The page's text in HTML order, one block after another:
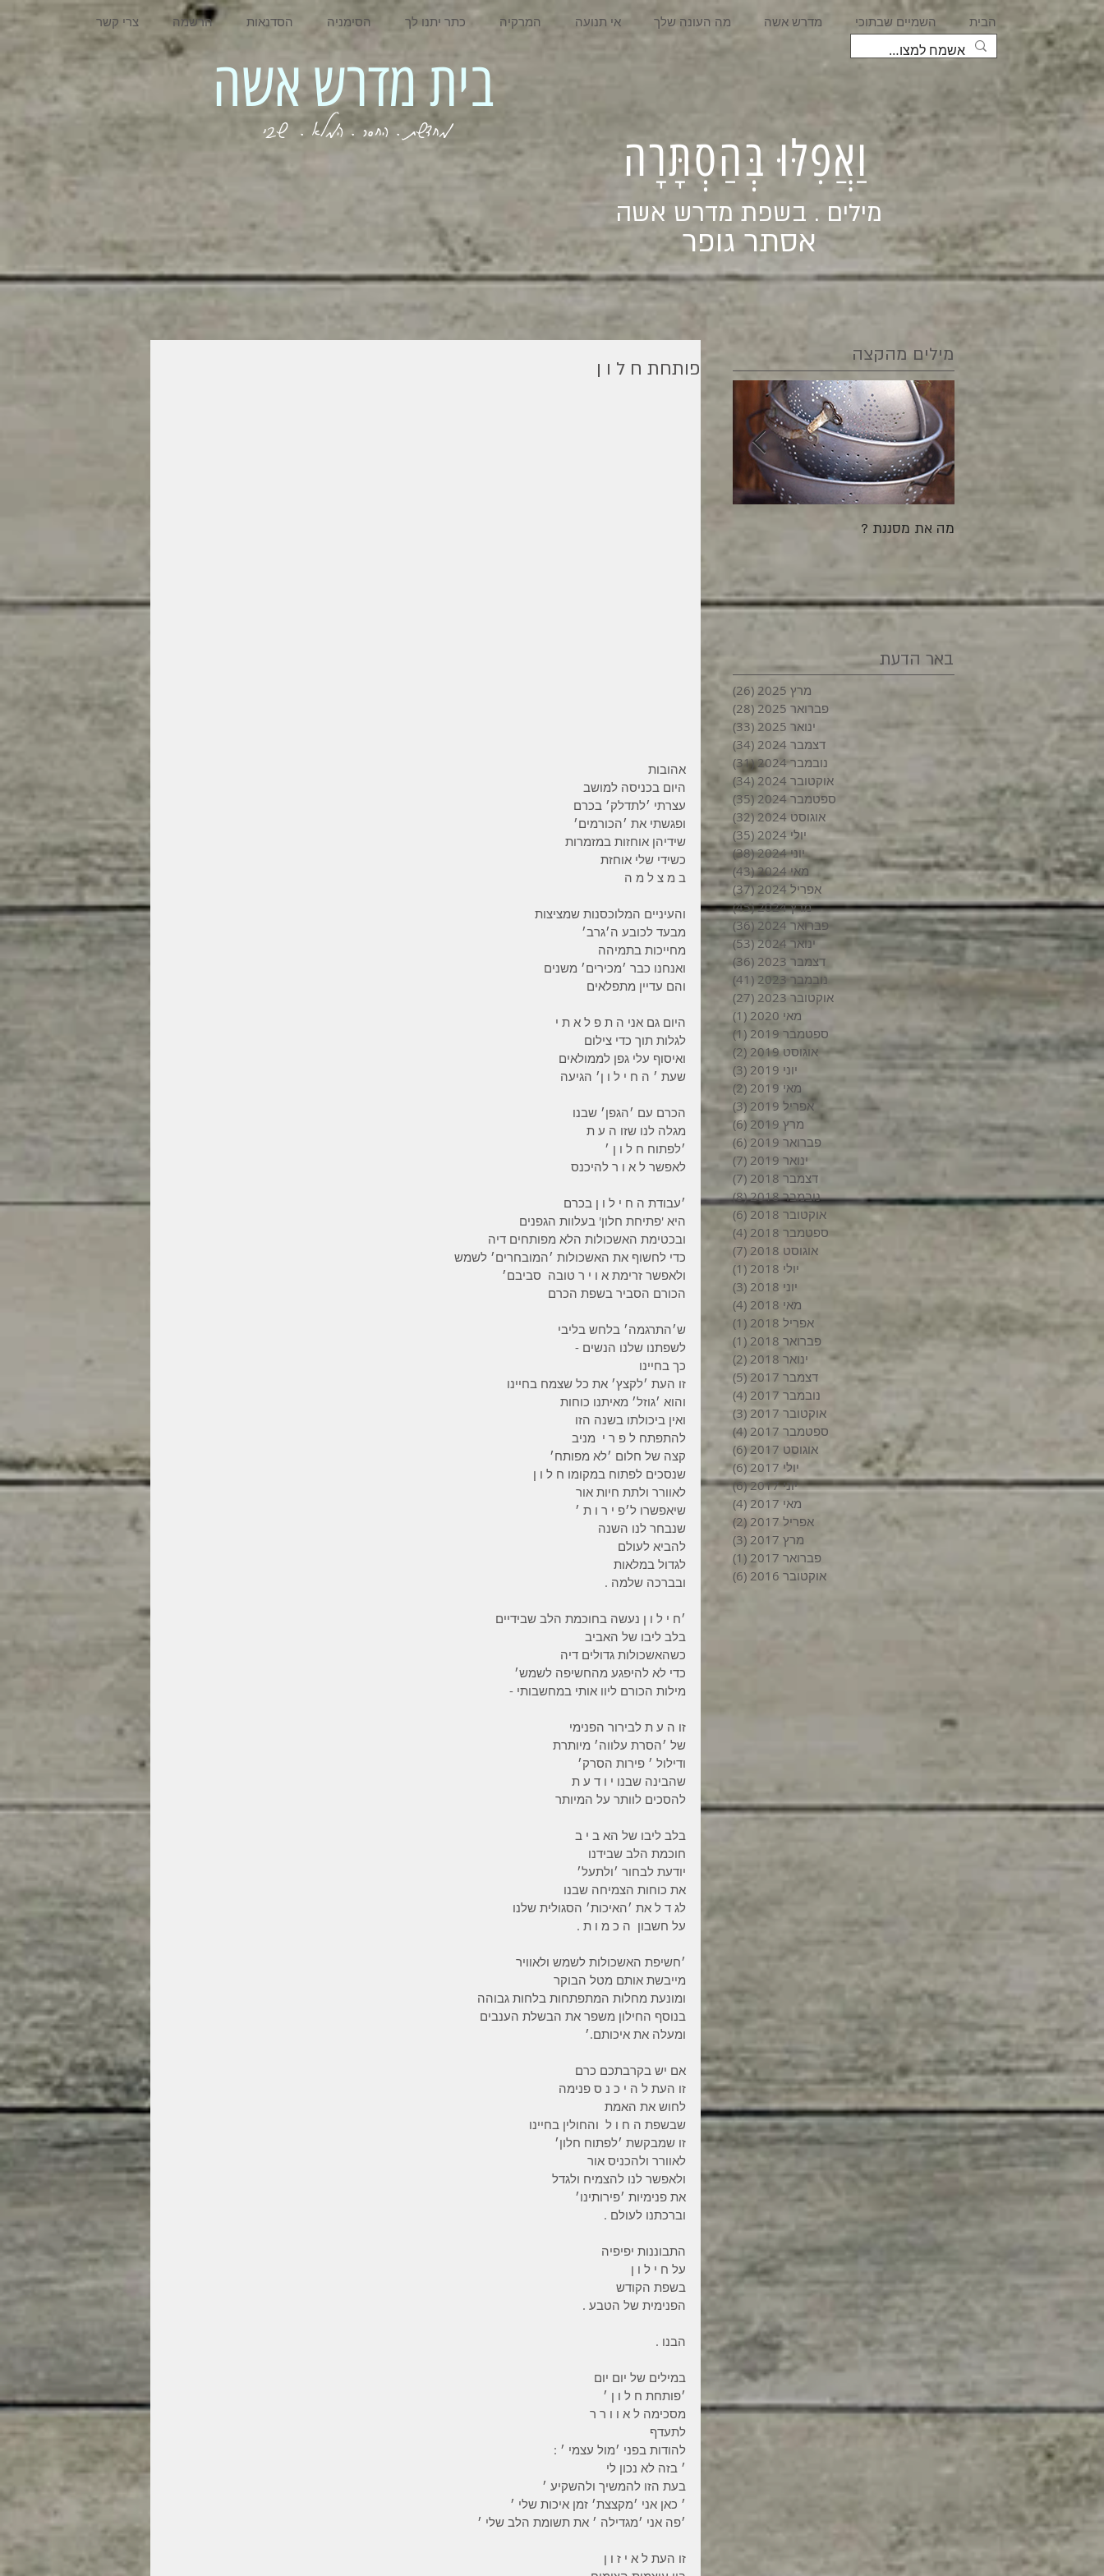
צרי קשר הרשמה הסדנאות הסימניה כתר יתנו לך המרקיה אי תנועה מה העונה שלך מדרש אשה השמיים שבתוכי הבית
מילים . בשפת מדרש אשה
אסתר גופר
וַאֲפִלּוּ בְּהַסְתָּרָה
פותחת ח ל ו ן
אהובות
היום בכניסה למושב
עצרתי ׳לתדלק׳ בכרם
ופגשתי את ׳הכורמים׳
שידיהן אוחזות במזמרות
כשידי שלי אוחזת
ב מ צ ל מ ה
והעיניים המלוכסנות שמציצות
מבעד לכובע ה׳גרב׳
מחייכות בתמיהה
ואנחנו כבר ׳מכירים׳ משנים
והם עדיין מתפלאים
היום גם אני ה ת פ ל א ת י
לגלות תוך כדי צילום
ואיסוף עלי גפן לממולאים
שעת ׳ ה ח י ל ו ן׳ הגיעה
הכרם עם ׳הגפן׳ שבנו
מגלה לנו שזו ה ע ת
׳לפתוח ח ל ו ן ׳
לאפשר ל א ו ר להיכנס
׳עבודת ה ח י ל ו ן בכרם
היא 'פתיחת חלון' בעלוות הגפנים
ובכטימת האשכולות הלא מפותחים דיה
כדי לחשוף את האשכולות ׳המובחרים׳ לשמש
ולאפשר זרימת א ו י ר טובה  סביבם׳
הכורם הסביר בשפת הכרם
ש׳התרגמה׳ בלחש בליבי
לשפתנו שלנו הנשים -
כך בחיינו
זו העת ׳לקצץ׳ את כל שצמח בחיינו
והוא ׳גוזל׳ מאיתנו כוחות
ואין ביכולתו בשנה הזו
להתפתח ל פ ר י  מניב
קצה של חלום ׳לא מפותח׳
שנסכים לפתוח במקומו ח ל ו ן
לאוורר ולתת חיות אור
שיאפשרו ל׳פ י ר ו ת ׳
שנבחר לנו השנה
להביא לעולם
לגדול במלאות
ובברכה שלמה .
׳ח י ל ו ן נעשה בחוכמת הלב שבידיים
בלב ליבו של האביב
כשהאשכולות גדולים דיה
כדי לא להיפגע מהחשיפה לשמש׳
מילות הכורם ליוו אותי במחשבותי -
זו ה ע ת לבירור הפנימי
של ׳הסרת עלווה׳ מיותרת
ודילול ׳ פירות הסרק׳
שהבינה שבנו י ו ד ע ת
להסכים לוותר על המיותר
בלב ליבו של הא ב י ב
חוכמת הלב שבידנו
יודעת לבחור ׳ולתעל׳
את כוחות הצמיחה שבנו
לג ד ל את ׳האיכות׳ הסגולית שלנו
על חשבון  ה כ מ ו ת .
׳חשיפת האשכולות לשמש ולאוויר
מייבשת אותם מטל הבוקר
ומונעת מחלות המתפתחות בלחות גבוהה
בנוסף החילון משפר את הבשלת הענבים
ומעלה את איכותם.׳
אם יש בקרבתכם כרם
זו העת ל ה י כ נ ס פנימה
לחוש את האמת
שבשפת ה ח ו ל  והחולין בחיינו
זו שמבקשת ׳לפתוח חלון׳
לאוורר ולהכניס אור
ולאפשר לנו להצמיח ולגדל
את פנימיות ׳פירותינו׳
וברכתנו לעולם .
התבוננות יפיפיה
על ח י ל ו ן
בשפת הקודש
הפנימית של הטבע .
הבנו .
במילים של יום יום
׳פותחת ח ל ו ן ׳
מסכימה ל א ו ו ר ר
לתעדף
להודות בפני ׳מול עצמי ׳ :
׳ בזה לא נכון לי
בעת הזו להמשיך ולהשקיע ׳
׳ כאן אני ׳מקצצת׳ זמן איכות שלי ׳
׳פה אני ׳מגדילה ׳ את תשומת הלב שלי ׳
זו העת ל א י ז ו ן
מילים מהקצה
מה את מסננת ?
באר הדעת
מרץ 2025 (26)
פברואר 2025
(28)
ינואר 2025
(33)
דצמבר 2024
(34)
נובמבר 2024
(31)
אוקטובר 2024
(34)
ספטמבר 2024
(35)
אוגוסט 2024
(32)
יולי 2024
(35)
35 פוסטים
יוני 2024
(38)
38 פוסטים
מאי 2024
(43)
43 פוסטים
אפריל 2024
(37)
37 פוסטים
מרץ 2024
(45)
45 פוסטים
פברואר 2024
(36)
36 פוסטים
ינואר 2024
(53)
דצמבר 2023
(36)
36 פוסטים
נובמבר 2023
(41)
אוקטובר 2023
(27)
מאי 2020
(1)
ספטמבר 2019
(1)
אוגוסט 2019
(2)
יוני 2019
(3)
מאי 2019
(2)
2 פוסטים
אפריל 2019
(3)
מרץ 2019
(6)
6 פוסטים
פברואר 2019
(6)
ינואר 2019
(7)
דצמבר 2018
(7)
נובמבר 2018
(8)
8 פוסטים
אוקטובר 2018
(6)
ספטמבר 2018
(4)
אוגוסט 2018
(7)
יולי 2018
(1)
יוני 2018
(3)
מאי 2018
(4)
אפריל 2018
(1)
פברואר 2018
(1)
ינואר 2018
(2)
דצמבר 2017
(5)
נובמבר 2017
(4)
אוקטובר 2017
(3)
ספטמבר 2017
(4)
אוגוסט 2017
(6)
יולי 2017
(6)
6 פוסטים
יוני 2017
(6)
6 פוסטים
מאי 2017
(4)
4 פוסטים
אפריל 2017
(2)
מרץ 2017
(3)
פברואר 2017
(1)
אוקטובר 2016
(6)
מחדשת . החסר . המלא . שבי